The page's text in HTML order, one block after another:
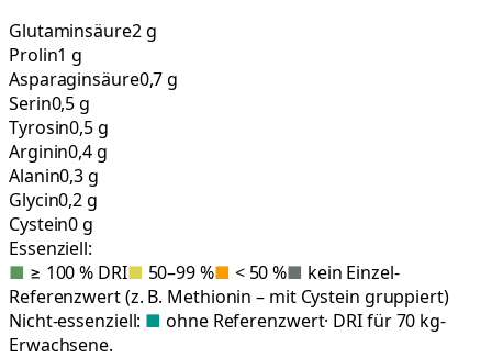
Glutaminsäure2 g
Prolin1 g
Asparaginsäure0,7 g
Serin0,5 g
Tyrosin0,5 g
Arginin0,4 g
Alanin0,3 g
Glycin0,2 g
Cystein0 g
Essenziell:
■ ≥ 100 % DRI■ 50–99 %■ < 50 %■ kein Einzel-
Referenzwert (z. B. Methionin – mit Cystein gruppiert)
Nicht-essenziell: ■ ohne Referenzwert· DRI für 70 kg-
Erwachsene.